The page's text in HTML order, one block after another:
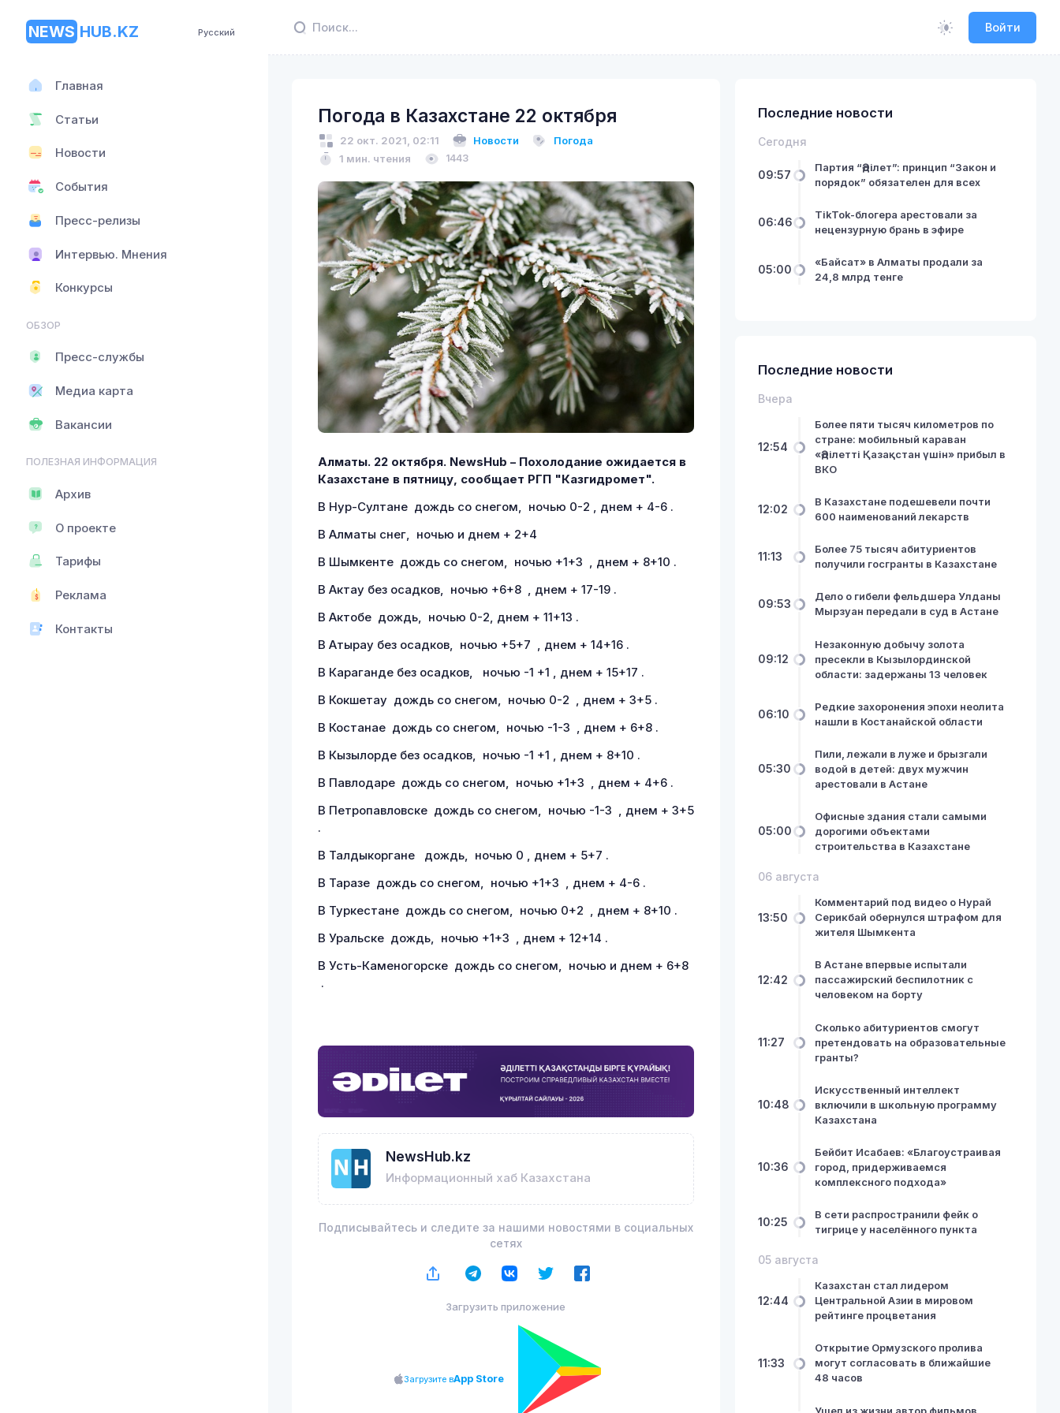
Войти
NEWS HUB.KZ Русский
Главная
Статьи
Новости
События
Пресс-релизы
Интервью. Мнения
Конкурсы
ОБЗОР
Пресс-службы
Медиа карта
Вакансии
ПОЛЕЗНАЯ ИНФОРМАЦИЯ
Архив
О проекте
Тарифы
Реклама
Контакты
Погода в Казахстане 22 октября
22 окт. 2021, 02:11 Новости
Погода
1 мин. чтения
1443
Алматы. 22 октября. NewsHub – Похолодание ожидается в
Казахстане в пятницу, сообщает РГП "Казгидромет".
В Нур-Султане дождь со снегом, ночью 0-2 , днем + 4-6 .
В Алматы снег, ночью и днем + 2+4
В Шымкенте дождь со снегом, ночью +1+3 , днем + 8+10 .
В Актау без осадков, ночью +6+8 , днем + 17-19 .
В Актобе дождь, ночью 0-2, днем + 11+13 .
В Атырау без осадков, ночью +5+7 , днем + 14+16 .
В Караганде без осадков, ночью -1 +1 , днем + 15+17 .
В Кокшетау дождь со снегом, ночью 0-2 , днем + 3+5 .
В Костанае дождь со снегом, ночью -1-3 , днем + 6+8 .
В Кызылорде без осадков, ночью -1 +1 , днем + 8+10 .
В Павлодаре дождь со снегом, ночью +1+3 , днем + 4+6 .
В Петропавловске дождь со снегом, ночью -1-3 , днем + 3+5
.
В Талдыкоргане дождь, ночью 0 , днем + 5+7 .
В Таразе дождь со снегом, ночью +1+3 , днем + 4-6 .
В Туркестане дождь со снегом, ночью 0+2 , днем + 8+10 .
В Уральске дождь, ночью +1+3 , днем + 12+14 .
В Усть-Каменогорске дождь со снегом, ночью и днем + 6+8
.
NewsHub.kz
Информационный хаб Казахстана
Подписывайтесь и следите за нашими новостями в социальных
сетях
Загрузить приложение
Загрузите вApp Store
Последние новости
Сегодня
09:57
Партия “Әділет”: принцип “Закон и
порядок” обязателен для всех
06:46
TikTok-блогера арестовали за
нецензурную брань в эфире
05:00
«Байсат» в Алматы продали за
24,8 млрд тенге
Последние новости
Вчера
12:54
Более пяти тысяч километров по
стране: мобильный караван
«Әділетті Қазақстан үшін» прибыл в
ВКО
12:02
В Казахстане подешевели почти
600 наименований лекарств
11:13
Более 75 тысяч абитуриентов
получили госгранты в Казахстане
09:53
Дело о гибели фельдшера Улданы
Мырзуан передали в суд в Астане
09:12
Незаконную добычу золота
пресекли в Кызылординской
области: задержаны 13 человек
06:10
Редкие захоронения эпохи неолита
нашли в Костанайской области
05:30
Пили, лежали в луже и брызгали
водой в детей: двух мужчин
арестовали в Астане
05:00
Офисные здания стали самыми
дорогими объектами
строительства в Казахстане
06 августа
13:50
Комментарий под видео о Нурай
Серикбай обернулся штрафом для
жителя Шымкента
12:42
В Астане впервые испытали
пассажирский беспилотник с
человеком на борту
11:27
Сколько абитуриентов смогут
претендовать на образовательные
гранты?
10:48
Искусственный интеллект
включили в школьную программу
Казахстана
10:36
Бейбит Исабаев: «Благоустраивая
город, придерживаемся
комплексного подхода»
10:25
В сети распространили фейк о
тигрице у населённого пункта
05 августа
12:44
Казахстан стал лидером
Центральной Азии в мировом
рейтинге процветания
11:33
Открытие Ормузского пролива
могут согласовать в ближайшие
48 часов
Ушел из жизни автор фильмов